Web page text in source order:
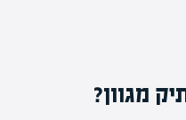
מגוון?